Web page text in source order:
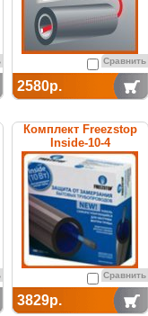
Сравнить
2580р.
Комплект Freezstop
Inside-10-4
Сравнить
3829р.